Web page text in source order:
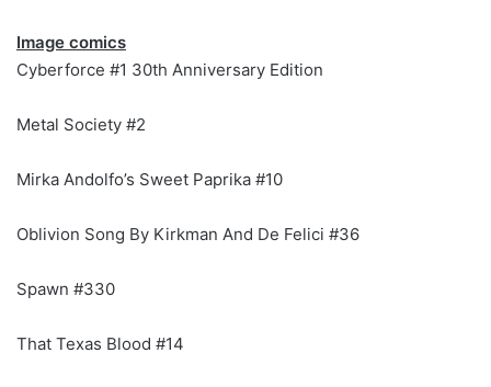
Image comics
Cyberforce #1 30th Anniversary Edition
Metal Society #2
Mirka Andolfo’s Sweet Paprika #10
Oblivion Song By Kirkman And De Felici #36
Spawn #330
That Texas Blood #14